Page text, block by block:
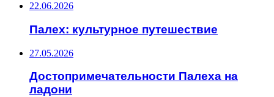
22.06.2026
Палех: культурное путешествие
27.05.2026
Достопримечательности Палеха на
ладони